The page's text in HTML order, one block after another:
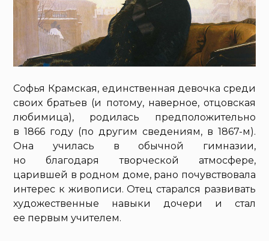
Софья Крамская, единственная девочка среди
своих братьев (и потому, наверное, отцовская
любимица), родилась предположительно
в 1866 году (по другим сведениям, в 1867-м).
Она училась в обычной гимназии,
но благодаря творческой атмосфере,
царившей в родном доме, рано почувствовала
интерес к живописи. Отец старался развивать
художественные навыки дочери и стал
ее первым учителем.